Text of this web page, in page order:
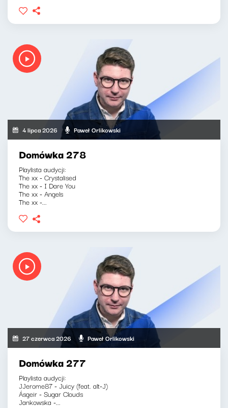
4 lipca 2026 Paweł Orlikowski
Domówka 278
Playlista audycji:
The xx - Crystalised
The xx - I Dare You
The xx - Angels
The xx -...
27 czerwca 2026 Paweł Orlikowski
Domówka 277
Playlista audycji:
JJerome87 - Juicy (feat. alt-J)
Ásgeir - Sugar Clouds
Jankowska -...